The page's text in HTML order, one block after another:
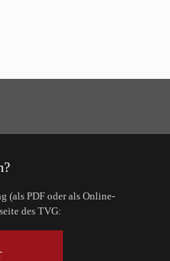
(als PDF oder als Online-
des TVG: